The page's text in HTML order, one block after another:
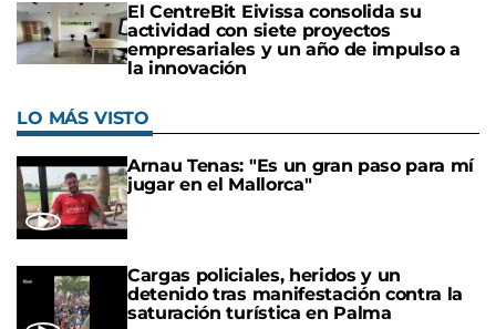
El CentreBit Eivissa consolida su
actividad con siete proyectos
empresariales y un año de impulso a
la innovación
LO MÁS VISTO
Arnau Tenas: "Es un gran paso para mí
jugar en el Mallorca"
Cargas policiales, heridos y un
detenido tras manifestación contra la
saturación turística en Palma